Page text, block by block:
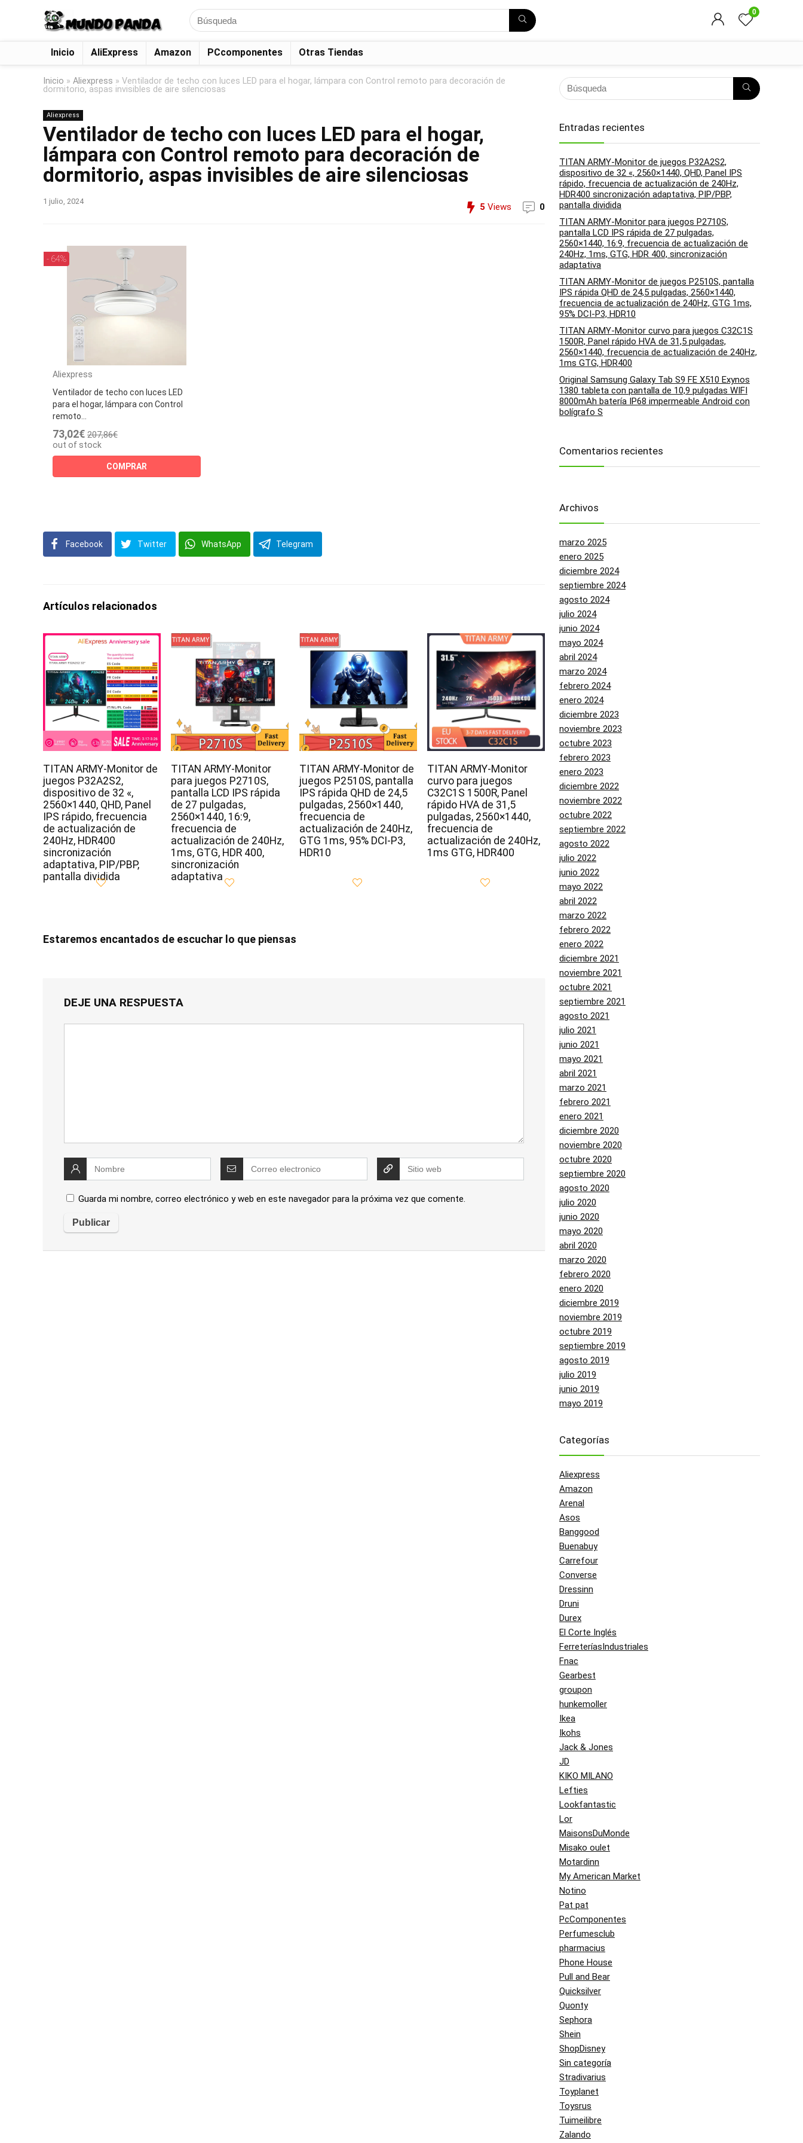
Search
for:
0
Inicio AliExpress Amazon PCcomponentes Otras Tiendas
Inicio » Aliexpress » Ventilador de techo con luces LED para el hogar, lámpara con Control remoto para decoración de
dormitorio, aspas invisibles de aire silenciosas
Aliexpress
Ventilador de techo con luces LED para el hogar,
lámpara con Control remoto para decoración de
dormitorio, aspas invisibles de aire silenciosas
1 julio, 2024
5 Views 0
- 64%
Aliexpress
Ventilador de techo con luces LED
para el hogar, lámpara con Control
remoto...
73,02€ 207,86€
out of stock
COMPRAR
Facebook Twitter WhatsApp Telegram
Artículos relacionados
TITAN ARMY-Monitor de
juegos P32A2S2,
dispositivo de 32 «,
2560×1440, QHD, Panel
IPS rápido, frecuencia
de actualización de
240Hz, HDR400
sincronización
adaptativa, PIP/PBP,
pantalla dividida
TITAN ARMY-Monitor
para juegos P2710S,
pantalla LCD IPS rápida
de 27 pulgadas,
2560×1440, 16:9,
frecuencia de
actualización de 240Hz,
1ms, GTG, HDR 400,
sincronización
adaptativa
TITAN ARMY-Monitor de
juegos P2510S, pantalla
IPS rápida QHD de 24,5
pulgadas, 2560×1440,
frecuencia de
actualización de 240Hz,
GTG 1ms, 95% DCI-P3,
HDR10
TITAN ARMY-Monitor
curvo para juegos
C32C1S 1500R, Panel
rápido HVA de 31,5
pulgadas, 2560×1440,
frecuencia de
actualización de 240Hz,
1ms GTG, HDR400
Estaremos encantados de escuchar lo que piensas
DEJE UNA RESPUESTA
Guarda mi nombre, correo electrónico y web en este navegador para la próxima vez que comente.
Entradas recientes
TITAN ARMY-Monitor de juegos P32A2S2,
dispositivo de 32 «, 2560×1440, QHD, Panel IPS
rápido, frecuencia de actualización de 240Hz,
HDR400 sincronización adaptativa, PIP/PBP,
pantalla dividida
TITAN ARMY-Monitor para juegos P2710S,
pantalla LCD IPS rápida de 27 pulgadas,
2560×1440, 16:9, frecuencia de actualización de
240Hz, 1ms, GTG, HDR 400, sincronización
adaptativa
TITAN ARMY-Monitor de juegos P2510S, pantalla
IPS rápida QHD de 24,5 pulgadas, 2560×1440,
frecuencia de actualización de 240Hz, GTG 1ms,
95% DCI-P3, HDR10
TITAN ARMY-Monitor curvo para juegos C32C1S
1500R, Panel rápido HVA de 31,5 pulgadas,
2560×1440, frecuencia de actualización de 240Hz,
1ms GTG, HDR400
Original Samsung Galaxy Tab S9 FE X510 Exynos
1380 tableta con pantalla de 10,9 pulgadas WIFI
8000mAh batería IP68 impermeable Android con
bolígrafo S
Comentarios recientes
Archivos
marzo 2025
enero 2025
diciembre 2024
septiembre 2024
agosto 2024
julio 2024
junio 2024
mayo 2024
abril 2024
marzo 2024
febrero 2024
enero 2024
diciembre 2023
noviembre 2023
octubre 2023
febrero 2023
enero 2023
diciembre 2022
noviembre 2022
octubre 2022
septiembre 2022
agosto 2022
julio 2022
junio 2022
mayo 2022
abril 2022
marzo 2022
febrero 2022
enero 2022
diciembre 2021
noviembre 2021
octubre 2021
septiembre 2021
agosto 2021
julio 2021
junio 2021
mayo 2021
abril 2021
marzo 2021
febrero 2021
enero 2021
diciembre 2020
noviembre 2020
octubre 2020
septiembre 2020
agosto 2020
julio 2020
junio 2020
mayo 2020
abril 2020
marzo 2020
febrero 2020
enero 2020
diciembre 2019
noviembre 2019
octubre 2019
septiembre 2019
agosto 2019
julio 2019
junio 2019
mayo 2019
Categorías
Aliexpress
Amazon
Arenal
Asos
Banggood
Buenabuy
Carrefour
Converse
Dressinn
Druni
Durex
El Corte Inglés
FerreteríasIndustriales
Fnac
Gearbest
groupon
hunkemoller
Ikea
Ikohs
Jack & Jones
JD
KIKO MILANO
Lefties
Lookfantastic
Lor
MaisonsDuMonde
Misako oulet
Motardinn
My American Market
Notino
Pat pat
PcComponentes
Perfumesclub
pharmacius
Phone House
Pull and Bear
Quicksilver
Quonty
Sephora
Shein
ShopDisney
Sin categoría
Stradivarius
Toyplanet
Toysrus
Tuimeilibre
Zalando